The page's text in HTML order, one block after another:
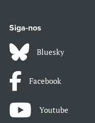
Siga-nos
Bluesky
Facebook
Youtube